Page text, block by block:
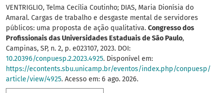
VENTRIGLIO, Telma Cecília Coutinho; DIAS, Maria Dionísia do
Amaral. Cargas de trabalho e desgaste mental de servidores
públicos: uma proposta de ação qualitativa. Congresso dos
Profissionais das Universidades Estaduais de São Paulo,
Campinas, SP, n. 2, p. e023107, 2023. DOI:
10.20396/conpuesp.2.2023.4925. Disponível em:
https://econtents.sbu.unicamp.br/eventos/index.php/conpuesp/
article/view/4925. Acesso em: 6 ago. 2026.